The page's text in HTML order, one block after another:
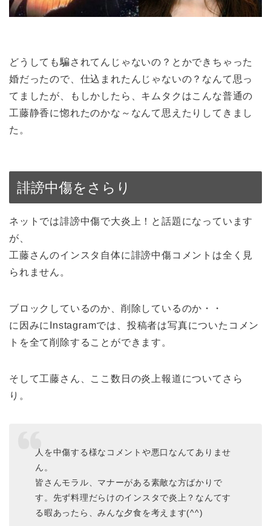
どうしても騙されてんじゃないの？とかできちゃった
婚だったので、仕込まれたんじゃないの？なんて思っ
てましたが、もしかしたら、キムタクはこんな普通の
工藤静香に惚れたのかな～なんて思えたりしてきまし
た。
誹謗中傷をさらり
ネットでは誹謗中傷で大炎上！と話題になっています
が、
工藤さんのインスタ自体に誹謗中傷コメントは全く見
られません。
ブロックしているのか、削除しているのか・・
に因みにInstagramでは、投稿者は写真についたコメン
トを全て削除することができます。
そして工藤さん、ここ数日の炎上報道についてさら
り。
人を中傷する様なコメントや悪口なんてありませ
ん。
皆さんモラル、マナーがある素敵な方ばかりで
す。先ず料理だらけのインスタで炎上？なんてす
る暇あったら、みんな夕食を考えます(^^)